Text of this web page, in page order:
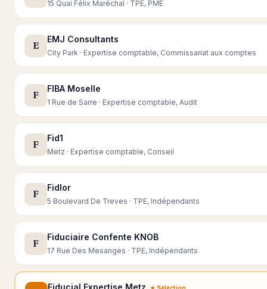
15 Quai Félix Maréchal · TPE, PME
E
EMJ Consultants
City Park · Expertise comptable, Commissariat aux comptes
F
FIBA Moselle
1 Rue de Sarre · Expertise comptable, Audit
F
Fid1
Metz · Expertise comptable, Conseil
F
Fidlor
5 Boulevard De Treves · TPE, Indépendants
F
Fiduciaire Confente KNOB
17 Rue Des Mesanges · TPE, Indépendants
Fiducial Expertise Metz ★ Sélection